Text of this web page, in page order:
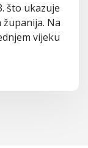
što ukazuje
županija. Na
vijeku